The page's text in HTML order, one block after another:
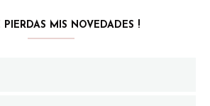
PIERDAS MIS NOVEDADES !